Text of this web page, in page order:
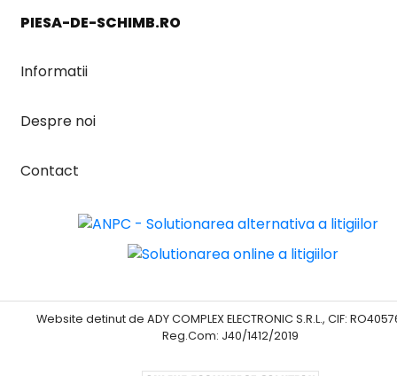
PIESA-DE-SCHIMB.RO
Informatii
Despre noi
Contact
Website detinut de ADY COMPLEX ELECTRONIC S.R.L., CIF:
Reg.Com: J40/1412/2019